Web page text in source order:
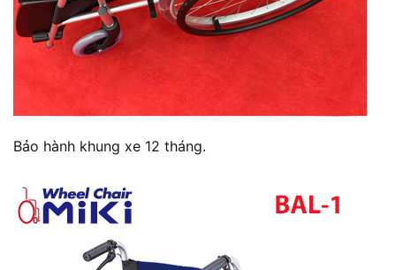
Bảo hành khung xe 12 tháng.